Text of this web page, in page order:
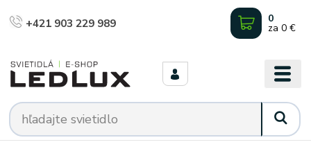
+421 903 229 989 0
za 0 €